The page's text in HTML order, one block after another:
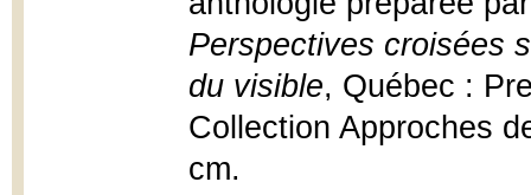
Perspectives croisées
du visible, Québec :
Collection Approches
cm.